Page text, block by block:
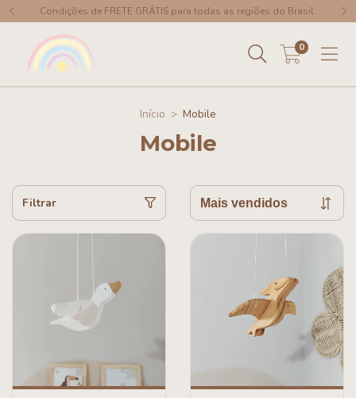
Condições de FRETE GRÁTIS para todas as regiões do Brasil.
0
Início > Mobile
Mobile
Filtrar